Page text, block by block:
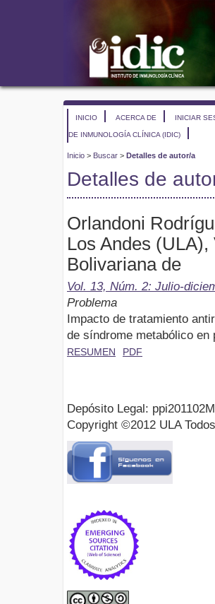
INICIO ACERCA DE INICIAR
DE INMUNOLOGÍA CLÍNICA (IDIC)
Inicio > Buscar > Detalles de autor/a
Detalles de
Orlandoni
Los Andes
Bolivariana de
Vol. 13, Núm. 2: Julio-
Problema
Impacto de tratamiento
de síndrome metabólico en
RESUMEN PDF
Depósito Legal:
Copyright ©2012 ULA